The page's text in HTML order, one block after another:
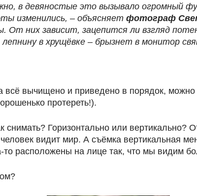
в девяностые это вызывало огромный
изменились, – объясняет фотограф
них зависит, зацепится ли взгляд
в хрущёвке – брызнет в монитор
вычищено и приведено в порядок,
протереть!).
Горизонтально или вертикально?
видит мир. А съёмка вертикальная
расположены на лице так, что мы видим